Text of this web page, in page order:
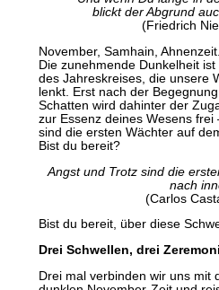
blickt der Abgrund
(Friedrich
November, Samhain, Ahnenzeit.
Die zunehmende Dunkelheit
des Jahreskreises, die unsere
lenkt. Erst nach der
Schatten wird dahinter der
zur Essenz deines Wesens frei
sind die ersten Wächter auf
Bist du bereit?
Angst und Trotz sind die
nach
(Carlos
Bist du bereit, über diese
Drei Schwellen, drei
Drei mal verbinden wir uns mit